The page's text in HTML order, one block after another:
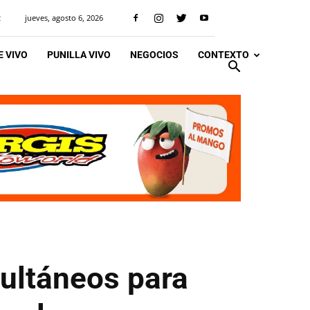
jueves, agosto 6, 2026
VIVO PUNILLA VIVO NEGOCIOS CONTEXTO
para